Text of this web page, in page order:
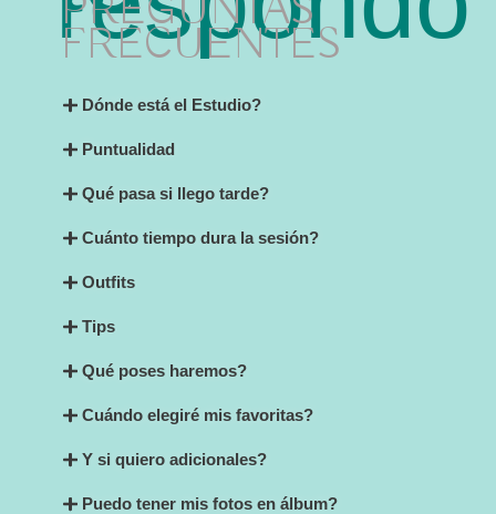
PREGUNTAS
FRECUENTES
Dónde está el Estudio?
Puntualidad
Qué pasa si llego tarde?
Cuánto tiempo dura la sesión?
Outfits
Tips
Qué poses haremos?
Cuándo elegiré mis favoritas?
Y si quiero adicionales?
Puedo tener mis fotos en álbum?